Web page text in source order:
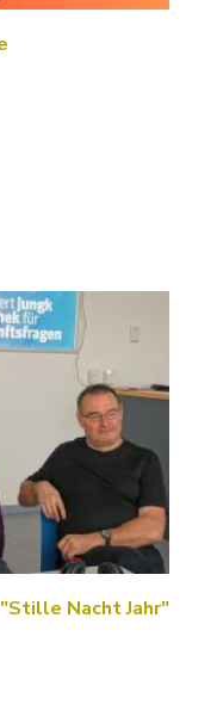
Nacht Jahr"